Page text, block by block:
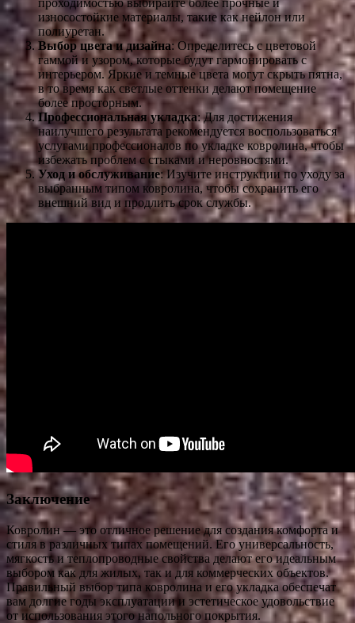
проходимостью выбирайте более прочные и
износостойкие материалы, такие как нейлон или
полиуретан.
Выбор цвета и дизайна: Определитесь с цветовой
гаммой и узором, которые будут гармонировать с
интерьером. Яркие и темные цвета могут скрыть пятна,
в то время как светлые оттенки делают помещение
более просторным.
Профессиональная укладка: Для достижения
наилучшего результата рекомендуется воспользоваться
услугами профессионалов по укладке ковролина, чтобы
избежать проблем с стыками и неровностями.
Уход и обслуживание: Изучите инструкции по уходу за
выбранным типом ковролина, чтобы сохранить его
внешний вид и продлить срок службы.
Заключение
Ковролин — это отличное решение для создания комфорта и
стиля в различных типах помещений. Его универсальность,
мягкость и теплопроводные свойства делают его идеальным
выбором как для жилых, так и для коммерческих объектов.
Правильный выбор типа ковролина и его укладка обеспечат
вам долгие годы эксплуатации и эстетическое удовольствие
от использования этого напольного покрытия.